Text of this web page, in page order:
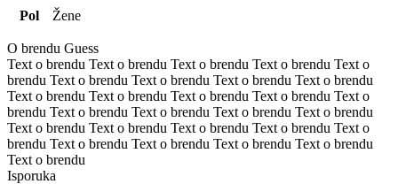
Pol Žene
O brendu Guess
Text o brendu Text o brendu Text o brendu Text o brendu Text o
brendu Text o brendu Text o brendu Text o brendu Text o brendu
Text o brendu Text o brendu Text o brendu Text o brendu Text o
brendu Text o brendu Text o brendu Text o brendu Text o brendu
Text o brendu Text o brendu Text o brendu Text o brendu Text o
brendu Text o brendu Text o brendu Text o brendu Text o brendu
Text o brendu
Isporuka